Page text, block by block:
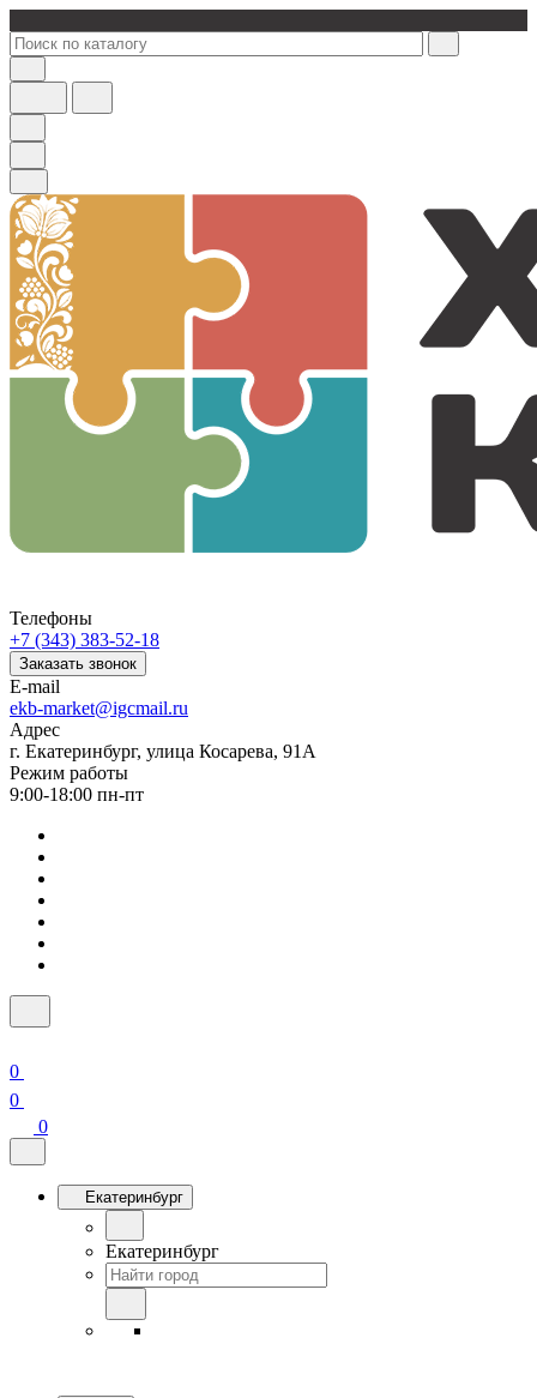
Телефоны
+7 (343) 383-52-18
Заказать звонок
E-mail
ekb-market@igcmail.ru
Адрес
г. Екатеринбург, улица Косарева, 91А
Режим работы
9:00-18:00 пн-пт
0
0
0
Екатеринбург
Екатеринбург